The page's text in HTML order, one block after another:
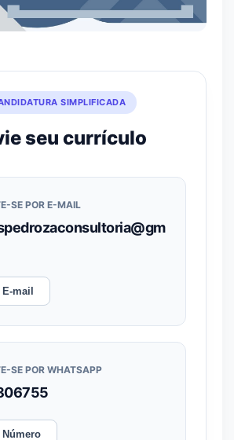
SIMPLIFICADA
seu currículo
SE POR E-MAIL
mail
SE POR WHATSAPP